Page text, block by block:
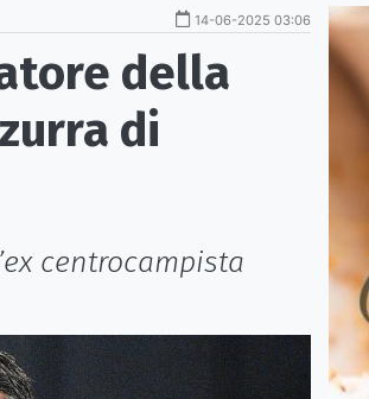
14-06-2025 03:06
della
di
centrocampista